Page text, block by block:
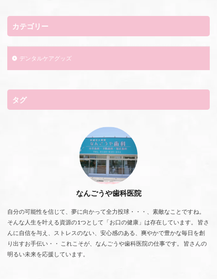
カテゴリー
デンタルケアグッズ
タグ
なんごうや歯科医院
自分の可能性を信じて、夢に向かって全力投球・・・、素敵なことですね。
そんな人生を叶える資源の1つとして「お口の健康」は存在しています。 皆さ
んに自信を与え、ストレスのない、安心感のある、爽やかで豊かな毎日を創
り出すお手伝い・・ これこそが、なんごうや歯科医院の仕事です。 皆さんの
明るい未来を応援しています。